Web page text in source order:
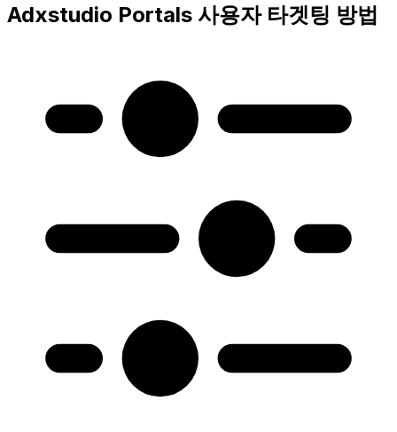
Adxstudio Portals 사용자 타겟팅 방법